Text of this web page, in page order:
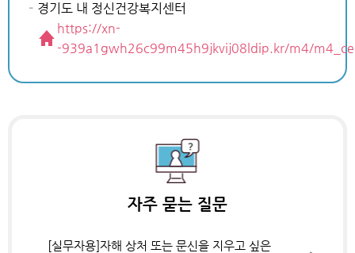
경기도 내 정신건강복지센터
https://xn-
-939a1gwh26c99m45h9jkvij08ldip.kr/m4/
자주 묻는 질문
[실무자용]자해 상처 또는 문신을 지우고 싶은